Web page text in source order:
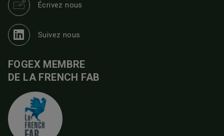
Écrivez nous
Suivez nous
FOGEX MEMBRE
DE LA FRENCH FAB